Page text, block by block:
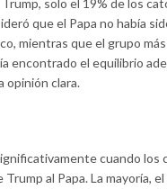
solo el 19% de los
que el Papa no había
mientras que el grupo
encontrado el equilibrio
opinión clara.
cuando los
al Papa. La mayoría,